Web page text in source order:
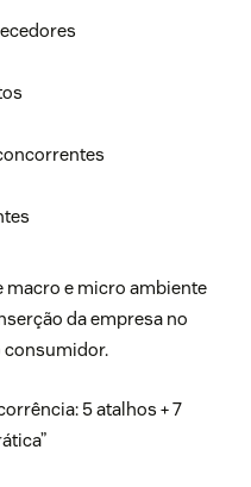
macro e micro ambiente
da empresa no
consumidor.
5 atalhos + 7
”